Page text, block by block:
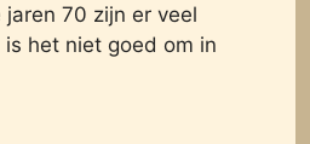
70 zijn er veel
het niet goed om in